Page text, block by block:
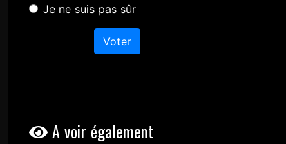
Je ne suis pas sûr
Voter
A voir également